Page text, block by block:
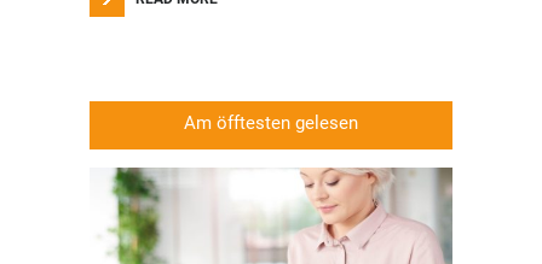
Am öfftesten gelesen